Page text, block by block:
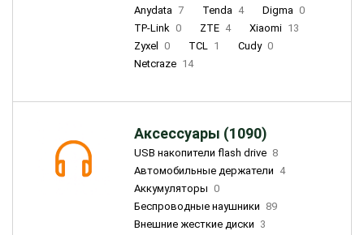
Anydata 7 Tenda 4 Digma 0
TP-Link 0 ZTE 4 Xiaomi 13
Zyxel
0 TCL 1 Cudy 0
Netcraze 14
Аксессуары (1090)
USB накопители flash drive 8
Автомобильные держатели 4
Аккумуляторы 0
Беспроводные наушники 89
Внешние жесткие диски 3